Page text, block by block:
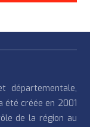
départementale,
été créée en 2001
de la région au